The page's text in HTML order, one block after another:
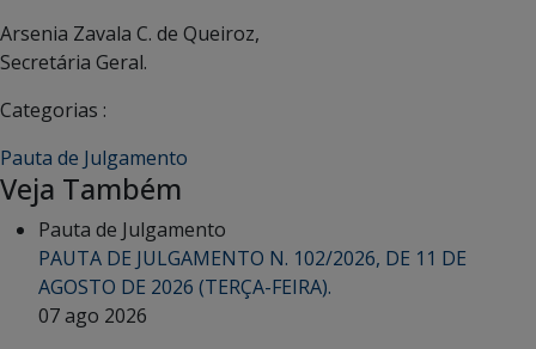
Arsenia Zavala C. de Queiroz,
Secretária Geral.
Categorias :
Pauta de Julgamento
Veja Também
Pauta de Julgamento
PAUTA DE JULGAMENTO N. 102/2026, DE 11 DE
AGOSTO DE 2026 (TERÇA-FEIRA).
07 ago 2026